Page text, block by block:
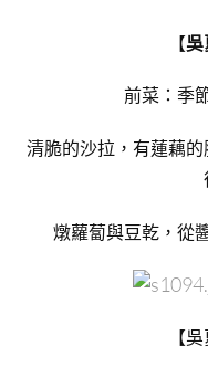
【
前菜：季
清脆的沙拉，有蓮藕
燉蘿蔔與豆乾，從
【